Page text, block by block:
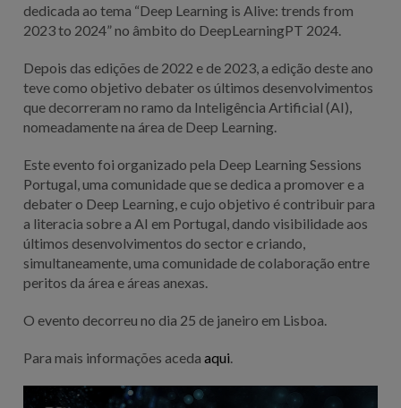
dedicada ao tema “Deep Learning is Alive: trends from
2023 to 2024” no âmbito do DeepLearningPT 2024.
Depois das edições de 2022 e de 2023, a edição deste ano
teve como objetivo debater os últimos desenvolvimentos
que decorreram no ramo da Inteligência Artificial (AI),
nomeadamente na área de Deep Learning.
Este evento foi organizado pela Deep Learning Sessions
Portugal, uma comunidade que se dedica a promover e a
debater o Deep Learning, e cujo objetivo é contribuir para
a literacia sobre a AI em Portugal, dando visibilidade aos
últimos desenvolvimentos do sector e criando,
simultaneamente, uma comunidade de colaboração entre
peritos da área e áreas anexas.
O evento decorreu no dia 25 de janeiro em Lisboa.
Para mais informações aceda aqui